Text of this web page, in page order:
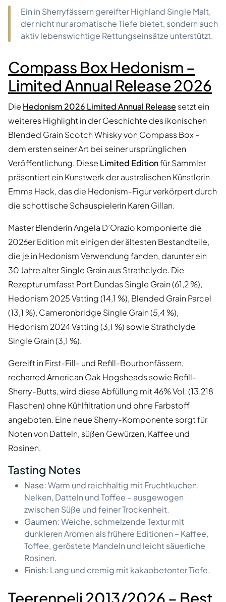
Ein in Sherryfässern gereifter Highland Single Malt,
der nicht nur aromatische Tiefe bietet, sondern auch
aktiv lebenswichtige Rettungseinsätze unterstützt.
Compass Box Hedonism –
Limited Annual Release 2026
Die Hedonism 2026 Limited Annual Release setzt ein
weiteres Highlight in der Geschichte des ikonischen
Blended Grain Scotch Whisky von Compass Box –
dem ersten seiner Art bei seiner ursprünglichen
Veröffentlichung. Diese Limited Editionfür Sammler
präsentiert ein Kunstwerk der australischen Künstlerin
Emma Hack, das die Hedonism-Figur verkörpert durch
die schottische Schauspielerin Karen Gillan.
Master Blenderin Angela D’Orazio komponierte die
2026er Edition mit einigen der ältesten Bestandteile,
die je in Hedonism Verwendung fanden, darunter ein
30 Jahre alter Single Grain aus Strathclyde. Die
Rezeptur umfasst Port Dundas Single Grain (61,2 %),
Hedonism 2025 Vatting (14,1 %), Blended Grain Parcel
(13,1 %), Cameronbridge Single Grain (5,4 %),
Hedonism 2024 Vatting (3,1 %) sowie Strathclyde
Single Grain (3,1 %).
Gereift in First-Fill- und Refill-Bourbonfässern,
recharred American Oak Hogsheads sowie Refill-
Sherry-Butts, wird diese Abfüllung mit 46% Vol. (13.218
Flaschen) ohne Kühlfiltration und ohne Farbstoff
angeboten. Eine neue Sherry-Komponente sorgt für
Noten von Datteln, süßen Gewürzen, Kaffee und
Rosinen.
Tasting Notes
Nase:Warm und reichhaltig mit Fruchtkuchen,
Nelken, Datteln und Toffee – ausgewogen
zwischen Süße und feiner Trockenheit.
Gaumen:Weiche, schmelzende Textur mit
dunkleren Aromen als frühere Editionen – Kaffee,
Toffee, geröstete Mandeln und leicht säuerliche
Rosinen.
Finish: Lang und cremig mit kakaobetonter Tiefe.